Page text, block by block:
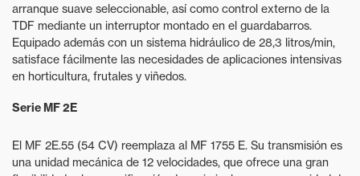
arranque suave seleccionable, así como control externo de la
TDF mediante un interruptor montado en el guardabarros.
Equipado además con un sistema hidráulico de 28,3 litros/min,
satisface fácilmente las necesidades de aplicaciones intensivas
en horticultura, frutales y viñedos.
Serie MF 2E
El MF 2E.55 (54 CV) reemplaza al MF 1755 E. Su transmisión es
una unidad mecánica de 12 velocidades, que ofrece una gran